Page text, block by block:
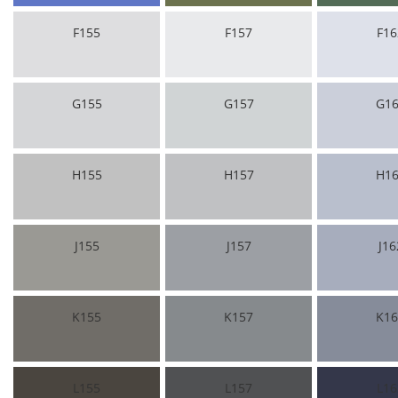
F155 F157
G155 G157
H155 H157
J155 J157
K155 K157
L155 L157